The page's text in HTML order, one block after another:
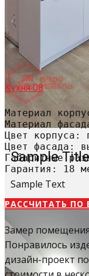
Sample Title
Sample Text
Кухня 08
Материал
Материал
Цвет корпуса:
Цвет фасада:
Габаритные
Гарантия: 18
РАССЧИТАТЬ​ ПО
Замер помещения
Понравилось
дизайн-проект